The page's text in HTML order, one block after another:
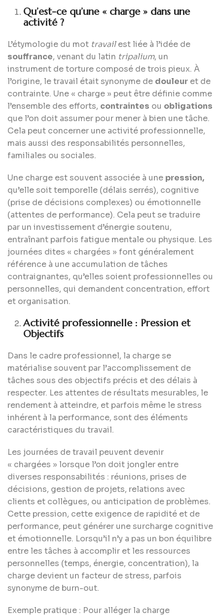
Qu’est-ce qu’une « charge » dans une
activité ?
L’étymologie du mot travailest liée à l’idée de
souffrance, venant du latin tripalium, un
instrument de torture composé de trois pieux. À
l’origine, le travail était synonyme de douleur et de
contrainte. Une « charge » peut être définie comme
l’ensemble des efforts, contraintes ou obligations
que l’on doit assumer pour mener à bien une tâche.
Cela peut concerner une activité professionnelle,
mais aussi des responsabilités personnelles,
familiales ou sociales.
Une charge est souvent associée à une pression,
qu’elle soit temporelle (délais serrés), cognitive
(prise de décisions complexes) ou émotionnelle
(attentes de performance). Cela peut se traduire
par un investissement d’énergie soutenu,
entraînant parfois fatigue mentale ou physique. Les
journées dites « chargées » font généralement
référence à une accumulation de tâches
contraignantes, qu’elles soient professionnelles ou
personnelles, qui demandent concentration, effort
et organisation.
Activité professionnelle : Pression et
Objectifs
Dans le cadre professionnel, la charge se
matérialise souvent par l’accomplissement de
tâches sous des objectifs précis et des délais à
respecter. Les attentes de résultats mesurables, le
rendement à atteindre, et parfois même le stress
inhérent à la performance, sont des éléments
caractéristiques du travail.
Les journées de travail peuvent devenir
« chargées » lorsque l’on doit jongler entre
diverses responsabilités : réunions, prises de
décisions, gestion de projets, relations avec
clients et collègues, ou anticipation de problèmes.
Cette pression, cette exigence de rapidité et de
performance, peut générer une surcharge cognitive
et émotionnelle. Lorsqu’il n’y a pas un bon équilibre
entre les tâches à accomplir et les ressources
personnelles (temps, énergie, concentration), la
charge devient un facteur de stress, parfois
synonyme de burn-out.
Exemple pratique : Pour alléger la charge